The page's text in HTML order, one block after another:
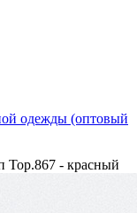
одежды (оптовый
Top.867 - красный